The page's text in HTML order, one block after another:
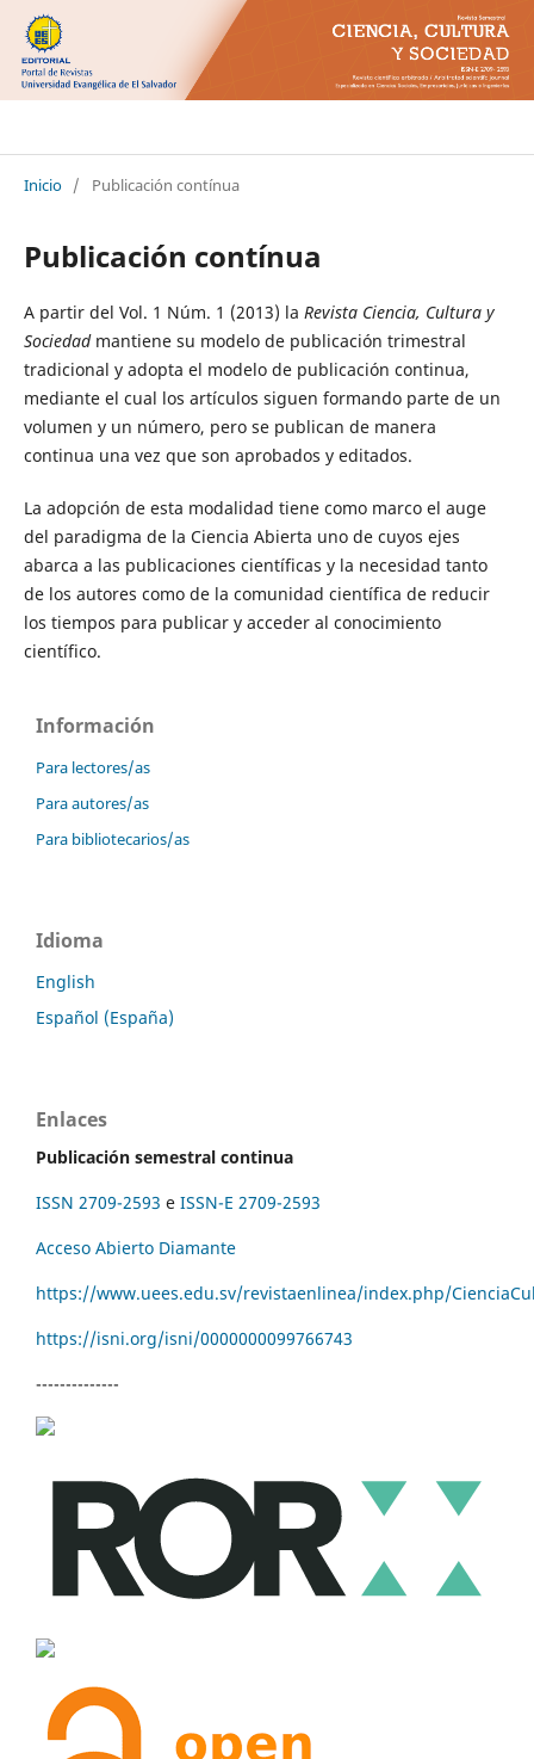
Inicio / Publicación contínua
Publicación contínua
A partir del Vol. 1 Núm. 1 (2013) la Revista Ciencia, Cultura y
Sociedad mantiene su modelo de publicación trimestral
tradicional y adopta el modelo de publicación continua,
mediante el cual los artículos siguen formando parte de un
volumen y un número, pero se publican de manera
continua una vez que son aprobados y editados.
La adopción de esta modalidad tiene como marco el auge
del paradigma de la Ciencia Abierta uno de cuyos ejes
abarca a las publicaciones científicas y la necesidad tanto
de los autores como de la comunidad científica de reducir
los tiempos para publicar y acceder al conocimiento
científico.
Información
Para lectores/as
Para autores/as
Para bibliotecarios/as
Idioma
English
Español (España)
Enlaces
Publicación semestral continua
ISSN 2709-2593 e ISSN-E 2709-2593
Acceso Abierto Diamante
https://www.uees.edu.sv/revistaenlinea/index.php/
https://isni.org/isni/0000000099766743
--------------